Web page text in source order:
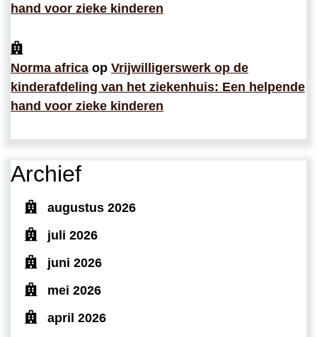
hand voor zieke kinderen
Norma africa op Vrijwilligerswerk op de
kinderafdeling van het ziekenhuis: Een helpende
hand voor zieke kinderen
Archief
augustus 2026
juli 2026
juni 2026
mei 2026
april 2026